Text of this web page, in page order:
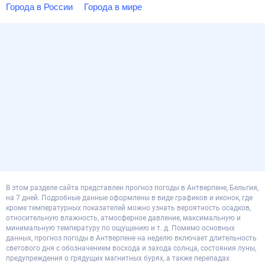
Города в России Города в мире
В этом разделе сайта представлен прогноз погоды в Антверпене, Бельгия,
на 7 дней. Подробные данные оформлены в виде графиков и иконок, где
кроме температурных показателей можно узнать вероятность осадков,
относительную влажность, атмосферное давление, максимальную и
минимальную температуру по ощущению и т. д. Помимо основных
данных, прогноз погоды в Антверпене на неделю включает длительность
светового дня с обозначением восхода и захода солнца, состояния луны,
предупреждения о грядущих магнитных бурях, а также перепадах